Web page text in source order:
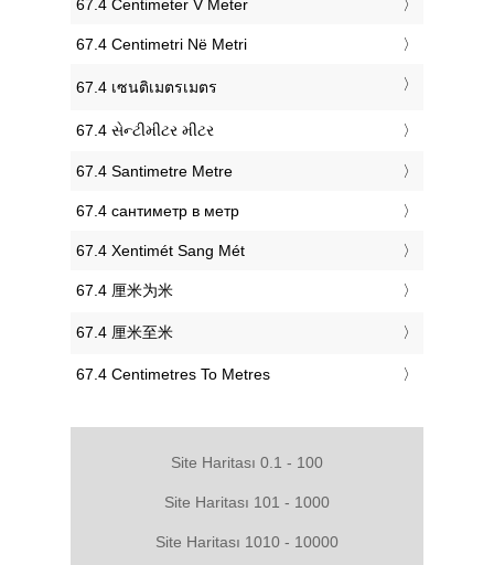
‎67.4 Centimeter V Meter
‎67.4 Centimetri Në Metri
‎67.4 เซนติเมตรเมตร
‎67.4 સેન્ટીમીટર મીટર
‎67.4 Santimetre Metre
‎67.4 сантиметр в метр
‎67.4 Xentimét Sang Mét
‎67.4 厘米为米
‎67.4 厘米至米
‎67.4 Centimetres To Metres
Site Haritası 0.1 - 100
Site Haritası 101 - 1000
Site Haritası 1010 - 10000